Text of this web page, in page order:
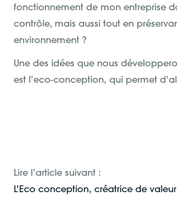
fonctionnement de mon entreprise
contrôle, mais aussi tout en
environnement ?
Une des idées que nous
est l’eco-conception, qui permet
Lire l’article suivant :
L’Eco conception, créatrice de